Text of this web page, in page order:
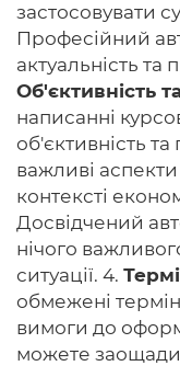
застосовувати
Професійний
актуальність та
Об'єктивність
написанні
об'єктивність та
важливі
контексті
Досвідчений
нічого
ситуації. 4.
обмежені
вимоги до
можете